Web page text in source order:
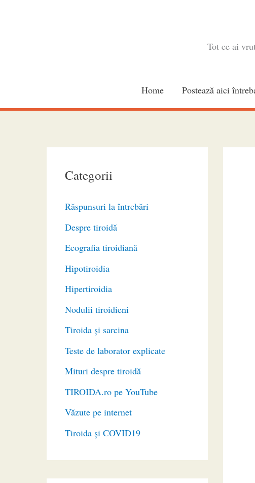
Tot ce ai
Home Postează aici
Categorii
Răspunsuri la întrebări
Despre tiroidă
Ecografia tiroidiană
Hipotiroidia
Hipertiroidia
Nodulii tiroidieni
Tiroida și sarcina
Teste de laborator explicate
Mituri despre tiroidă
TIROIDA.ro pe YouTube
Văzute pe internet
Tiroida și COVID19